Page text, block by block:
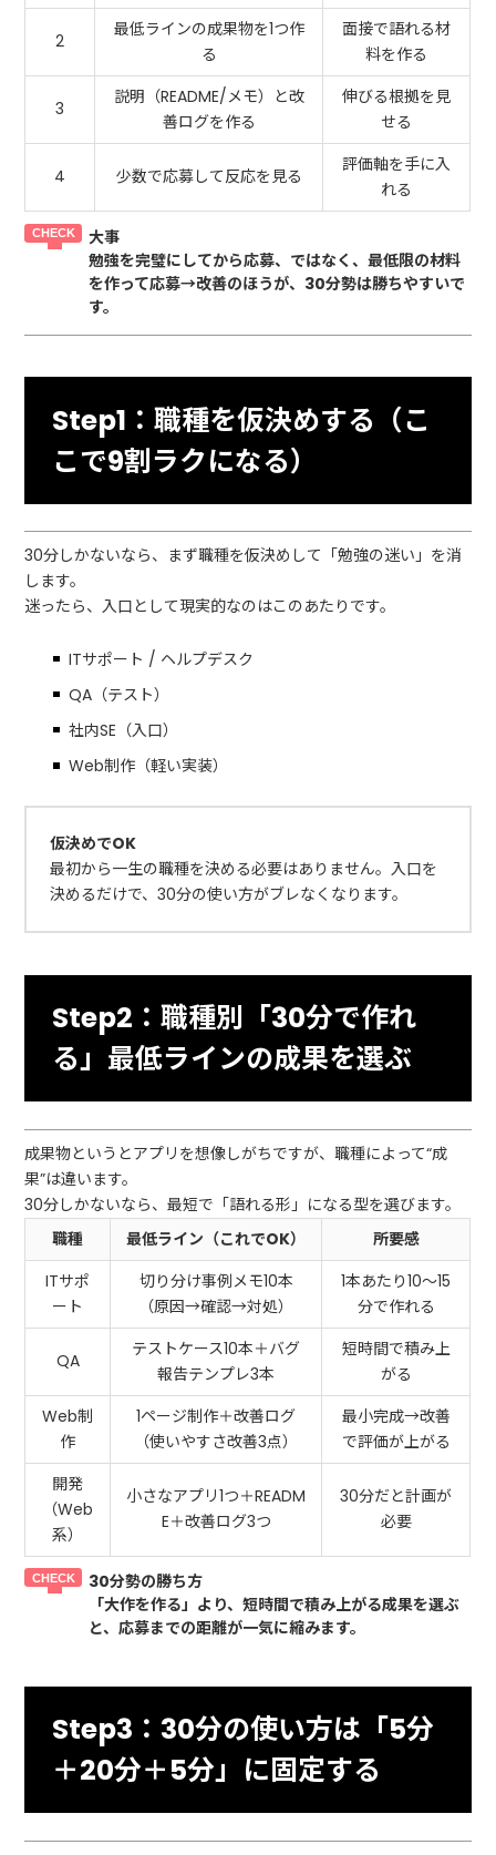
2
最低ラインの成果物を1つ作
る
面接で語れる材
料を作る
3
説明（README/メモ）と改
善ログを作る
伸びる根拠を見
せる
4 少数で応募して反応を見る
評価軸を手に入
れる
大事
勉強を完璧にしてから応募、ではなく、最低限の材料
を作って応募→改善のほうが、30分勢は勝ちやすいで
す。
Step1：職種を仮決めする（こ
こで9割ラクになる）
30分しかないなら、まず職種を仮決めして「勉強の迷い」を消
します。
迷ったら、入口として現実的なのはこのあたりです。
ITサポート / ヘルプデスク
QA（テスト）
社内SE（入口）
Web制作（軽い実装）
仮決めでOK
最初から一生の職種を決める必要はありません。入口を
決めるだけで、30分の使い方がブレなくなります。
Step2：職種別「30分で作れ
る」最低ラインの成果を選ぶ
成果物というとアプリを想像しがちですが、職種によって“成
果”は違います。
30分しかないなら、最短で「語れる形」になる型を選びます。
職種
最低ライン（これでOK）
所要感
ITサポ
ート
切り分け事例メモ10本
（原因→確認→対処）
1本あたり10〜15
分で作れる
QA
テストケース10本＋バグ
報告テンプレ3本
短時間で積み上
がる
Web制
作
1ページ制作＋改善ログ
（使いやすさ改善3点）
最小完成→改善
で評価が上がる
開発
（Web
系）
小さなアプリ1つ＋READM
E＋改善ログ3つ
30分だと計画が
必要
30分勢の勝ち方
「大作を作る」より、短時間で積み上がる成果を選ぶ
と、応募までの距離が一気に縮みます。
Step3：30分の使い方は「5分
＋20分＋5分」に固定する